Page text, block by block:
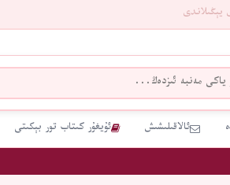
يېڭىلاندى
ئالاقىلىشىش ئۇيغۇر كىتاب تور بېكىتى